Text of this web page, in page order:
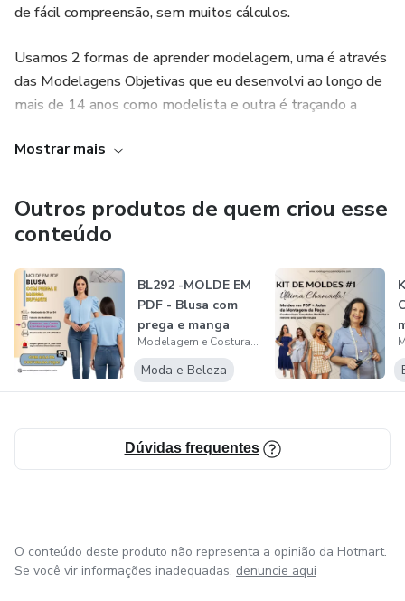
de fácil compreensão, sem muitos cálculos.
Usamos 2 formas de aprender modelagem, uma é através
das Modelagens Objetivas que eu desenvolvi ao longo de
mais de 14 anos como modelista e outra é traçando a
modelagem sob medida.
Assim a pessoa pode desenvolver o seu trabalho da forma
que achar mais fácil fazer.
Mostrar mais
Outros produtos de quem criou esse
conteúdo
BL292 -MOLDE EM
PDF - Blusa com
prega e manga
bufante ( com...
Modelagem e Costura Objetiva
Moda e Beleza
Dúvidas frequentes
O conteúdo deste produto não representa a opinião da Hotmart.
Se você vir informações inadequadas, denuncie aqui